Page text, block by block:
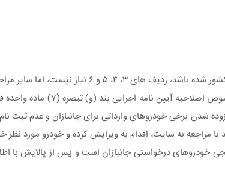
سایر مراحل باید توسط جانباز انجام شود.
سطوح ۳۵، ۳۰ و ۲۵ هزار یورو، همچنین افزوده شدن برخی خودروهای وارداتی برای
خودروهای درخواستی جانبازان است و پس از پالایش با